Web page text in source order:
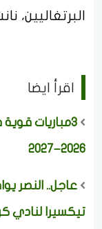
البرتغاليين،
اقرأ ايضا
3مباريات
2026–2027
عاجل.. النصر
تيكسيرا لنادي